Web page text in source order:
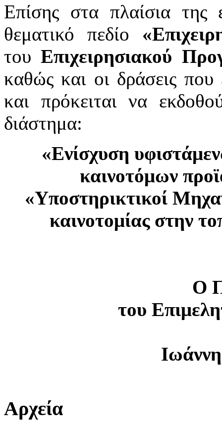
Επίσης στα πλαίσια της
θεματικό πεδίο
τουΕπιχειρησιακού
καθώς και οι δράσεις που
και πρόκειται να
διάστημα:
«Ενίσχυση
καινοτόμων
«Υποστηρικτικοί
καινοτομίας στην
Ο
του Επι
Αρχεία